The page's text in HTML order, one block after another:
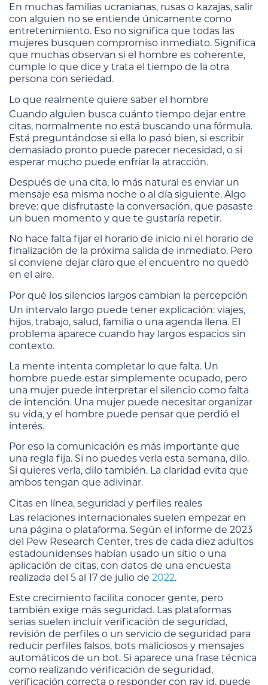
En muchas familias ucranianas, rusas o kazajas, salir
con alguien no se entiende únicamente como
entretenimiento. Eso no significa que todas las
mujeres busquen compromiso inmediato. Significa
que muchas observan si el hombre es coherente,
cumple lo que dice y trata el tiempo de la otra
persona con seriedad.
Lo que realmente quiere saber el hombre
Cuando alguien busca cuánto tiempo dejar entre
citas, normalmente no está buscando una fórmula.
Está preguntándose si ella lo pasó bien, si escribir
demasiado pronto puede parecer necesidad, o si
esperar mucho puede enfriar la atracción.
Después de una cita, lo más natural es enviar un
mensaje esa misma noche o al día siguiente. Algo
breve: que disfrutaste la conversación, que pasaste
un buen momento y que te gustaría repetir.
No hace falta fijar el horario de inicio ni el horario de
finalización de la próxima salida de inmediato. Pero
sí conviene dejar claro que el encuentro no quedó
en el aire.
Por qué los silencios largos cambian la percepción
Un intervalo largo puede tener explicación: viajes,
hijos, trabajo, salud, familia o una agenda llena. El
problema aparece cuando hay largos espacios sin
contexto.
La mente intenta completar lo que falta. Un
hombre puede estar simplemente ocupado, pero
una mujer puede interpretar el silencio como falta
de intención. Una mujer puede necesitar organizar
su vida, y el hombre puede pensar que perdió el
interés.
Por eso la comunicación es más importante que
una regla fija. Si no puedes verla esta semana, dilo.
Si quieres verla, dilo también. La claridad evita que
ambos tengan que adivinar.
Citas en línea, seguridad y perfiles reales
Las relaciones internacionales suelen empezar en
una página o plataforma. Según el informe de 2023
del Pew Research Center, tres de cada diez adultos
estadounidenses habían usado un sitio o una
aplicación de citas, con datos de una encuesta
realizada del 5 al 17 de julio de 2022.
Este crecimiento facilita conocer gente, pero
también exige más seguridad. Las plataformas
serias suelen incluir verificación de seguridad,
revisión de perfiles o un servicio de seguridad para
reducir perfiles falsos, bots maliciosos y mensajes
automáticos de un bot. Si aparece una frase técnica
como realizando verificación de seguridad,
verificación correcta o responder con ray id, puede